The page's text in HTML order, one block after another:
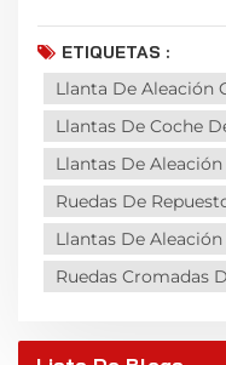
ETIQUETAS :
Llanta De Aleación
Llantas De Coche
Llantas De
Ruedas De
Llantas De
Ruedas Cromadas